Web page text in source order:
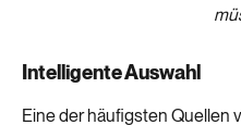
Intelligente Auswahl
Eine der häufigsten Quellen